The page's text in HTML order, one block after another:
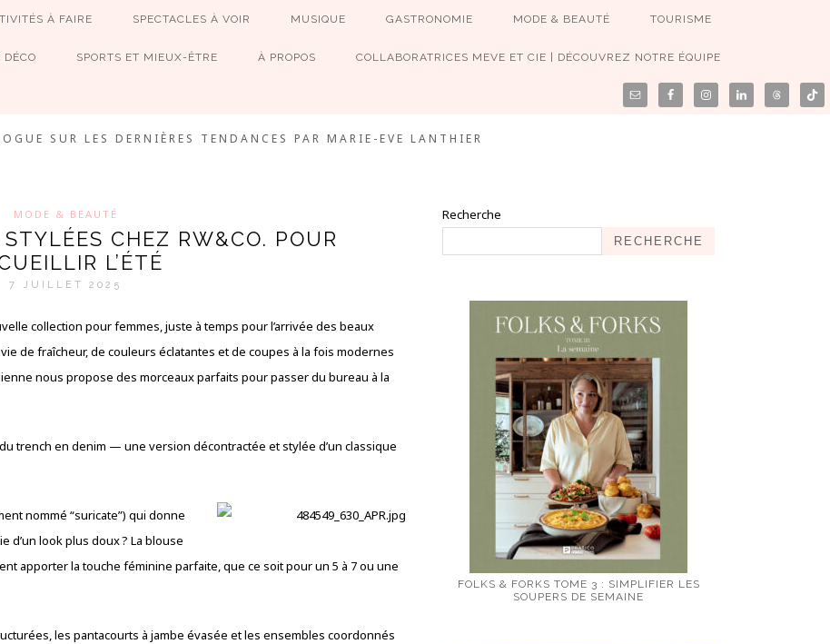
À FAIRE SPECTACLES À VOIR MUSIQUE GASTRONOMIE MODE & BEAUTÉ TOURISME
SPORTS ET MIEUX-ÊTRE À PROPOS COLLABORATRICES MEVE ET CIE | DÉCOUVREZ NOTRE ÉQUIPE
SUR LES DERNIÈRES TENDANCES PAR MARIE-EVE LANTHIER
MODE & BEAUTÉ
CHEZ RW&CO. POUR
L’ÉTÉ
7 JUILLET 2025
collection pour femmes, juste à temps pour l’arrivée des beaux
de fraîcheur, de couleurs éclatantes et de coupes à la fois modernes
nous propose des morceaux parfaits pour passer du bureau à la
trench en denim — une version décontractée et stylée d’un classique
nommé “suricate”) qui donne
d’un look plus doux ? La blouse
apporter la touche féminine parfaite, que ce soit pour un 5 à 7 ou une
les pantacourts à jambe évasée et les ensembles coordonnés
Recherche
RECHERCHE
FOLKS & FORKS TOME 3 : SIMPLIFIER LES
SOUPERS DE SEMAINE